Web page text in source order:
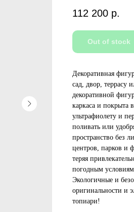
112 200 р.
Out of stock
Декоративная
сад, двор, террасу
декоративной
каркаса и покрыта
ультрафиолету и
поливать или
пространство без
центров, парков и
теряя
погодным
Экологичные и
оригинальности и
топиари!